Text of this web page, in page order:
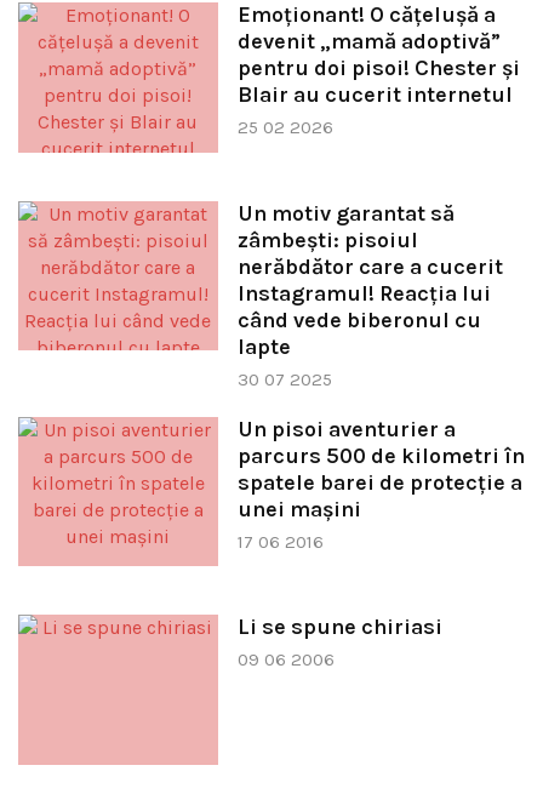
Emoționant! O cățelușă a
devenit „mamă adoptivă”
pentru doi pisoi! Chester și
Blair au cucerit internetul
25 02 2026
Un motiv garantat să
zâmbești: pisoiul
nerăbdător care a cucerit
Instagramul! Reacția lui
când vede biberonul cu
lapte
30 07 2025
Un pisoi aventurier a
parcurs 500 de kilometri în
spatele barei de protecție a
unei mașini
17 06 2016
Li se spune chiriasi
09 06 2006